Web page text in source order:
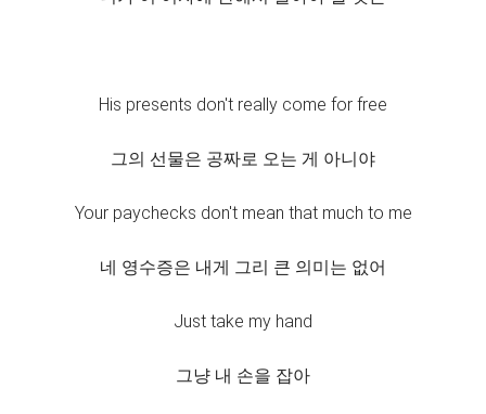
His presents don't really come for free
그의 선물은 공짜로 오는 게 아니야
Your paychecks don't mean that much to me
네 영수증은 내게 그리 큰 의미는 없어
Just take my hand
그냥 내 손을 잡아